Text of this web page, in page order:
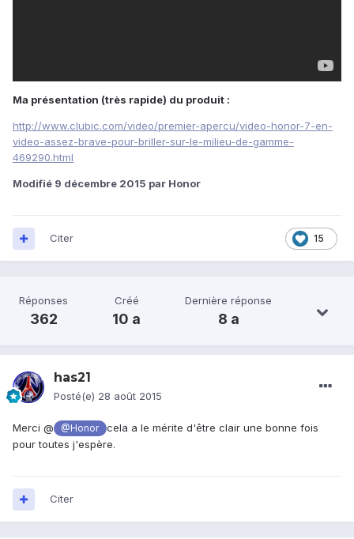
Ma présentation (très rapide) du produit :
http://www.clubic.com/video/premier-apercu/video-honor-7-en-
video-assez-brave-pour-briller-sur-le-milieu-de-gamme-
469290.html
Modifié 9 décembre 2015 par Honor
15
Citer
Réponses
362
Créé
10 a
Dernière réponse
8 a
has21
Posté(e) 28 août 2015
Merci @ @Honor
cela a le mérite d'être clair une bonne fois
pour toutes j'espère.
Citer